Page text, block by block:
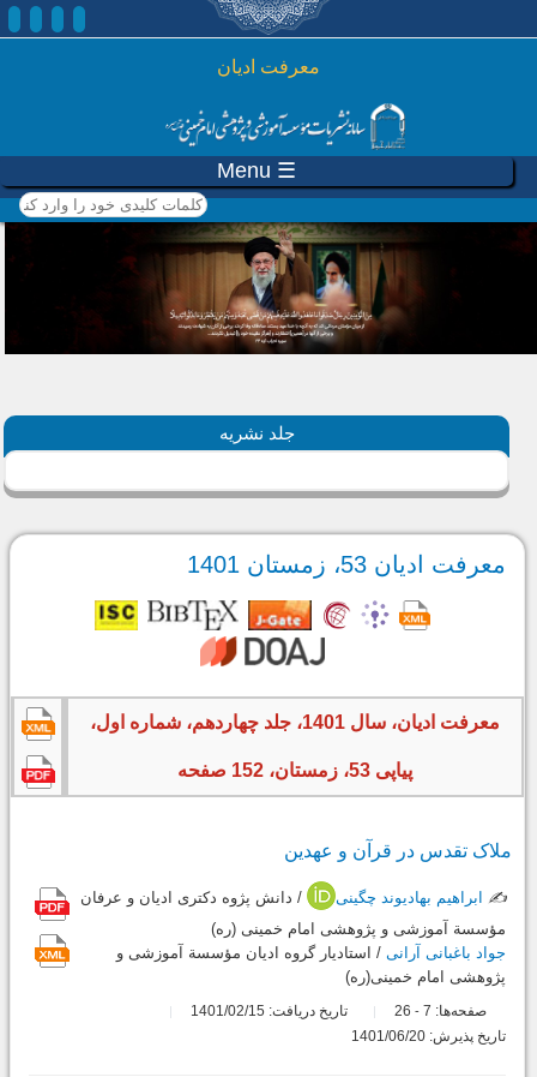
رفتن به محتوای اصلی
معرفت ادیان
☰ Menu
کلمات کلیدی خود را وارد
کنید
جلد نشریه
معرفت ادیان 53، زمستان 1401
معرفت ادیان، سال 1401، جلد چهاردهم، شماره اول،
پیاپی 53، زمستان، 152 صفحه
ملاک تقدس در قرآن و عهدین
✍️ ابراهیم بهادیوند چگینی
/ دانش پژوه دکتری ادیان و عرفان
مؤسسة آموزشی و پژوهشی امام خمینی (ره)
جواد باغبانی آرانی / استادیار گروه ادیان مؤسسة آموزشی و
پژوهشی امام خمینی(ره)
صفحه‌ها: 7
-
تاریخ دریافت: 1401/02/15
تاریخ پذیرش: 1401/06/20